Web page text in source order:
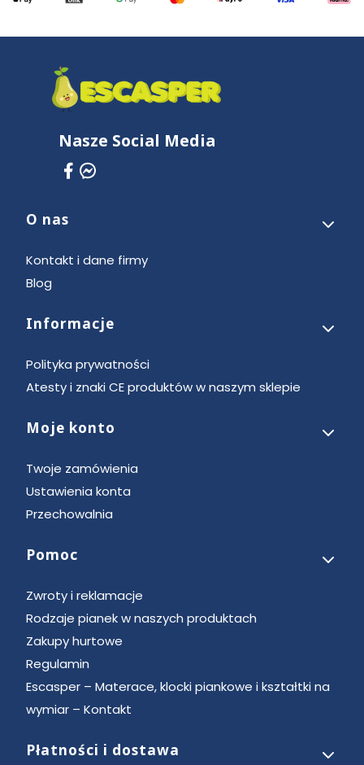
Nasze Social Media
Linki w stopce
O nas
Kontakt i dane firmy
Blog
Informacje
Polityka prywatności
Atesty i znaki CE produktów w naszym sklepie
Moje konto
Twoje zamówienia
Ustawienia konta
Przechowalnia
Pomoc
Zwroty i reklamacje
Rodzaje pianek w naszych produktach
Zakupy hurtowe
Regulamin
Escasper – Materace, klocki piankowe i kształtki na
wymiar – Kontakt
Płatności i dostawa